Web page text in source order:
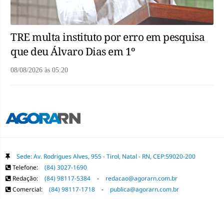
TRE multa instituto por erro em pesquisa
que deu Álvaro Dias em 1º
08/08/2026 às 05:20
Sede: Av. Rodrigues Alves, 955 - Tirol, Natal - RN, CEP:59020-200
Telefone:
(84) 3027-1690
Redação:
(84) 98117-5384 -
redacao@agorarn.com.br
Comercial:
(84) 98117-1718 - publica@agorarn.com.br